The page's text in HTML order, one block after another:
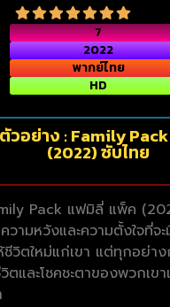
7
2022
พากย์ไทย
HD
วอย่าง : Family
(2022) ซับไทย
Pack แฟมิลี่ แพ็ค
ามหวังและความตั้งใจที่จ
วิตใหม่แก่เขา แต่ทุกอย่า
ตและโชคชะตาของพวกเข